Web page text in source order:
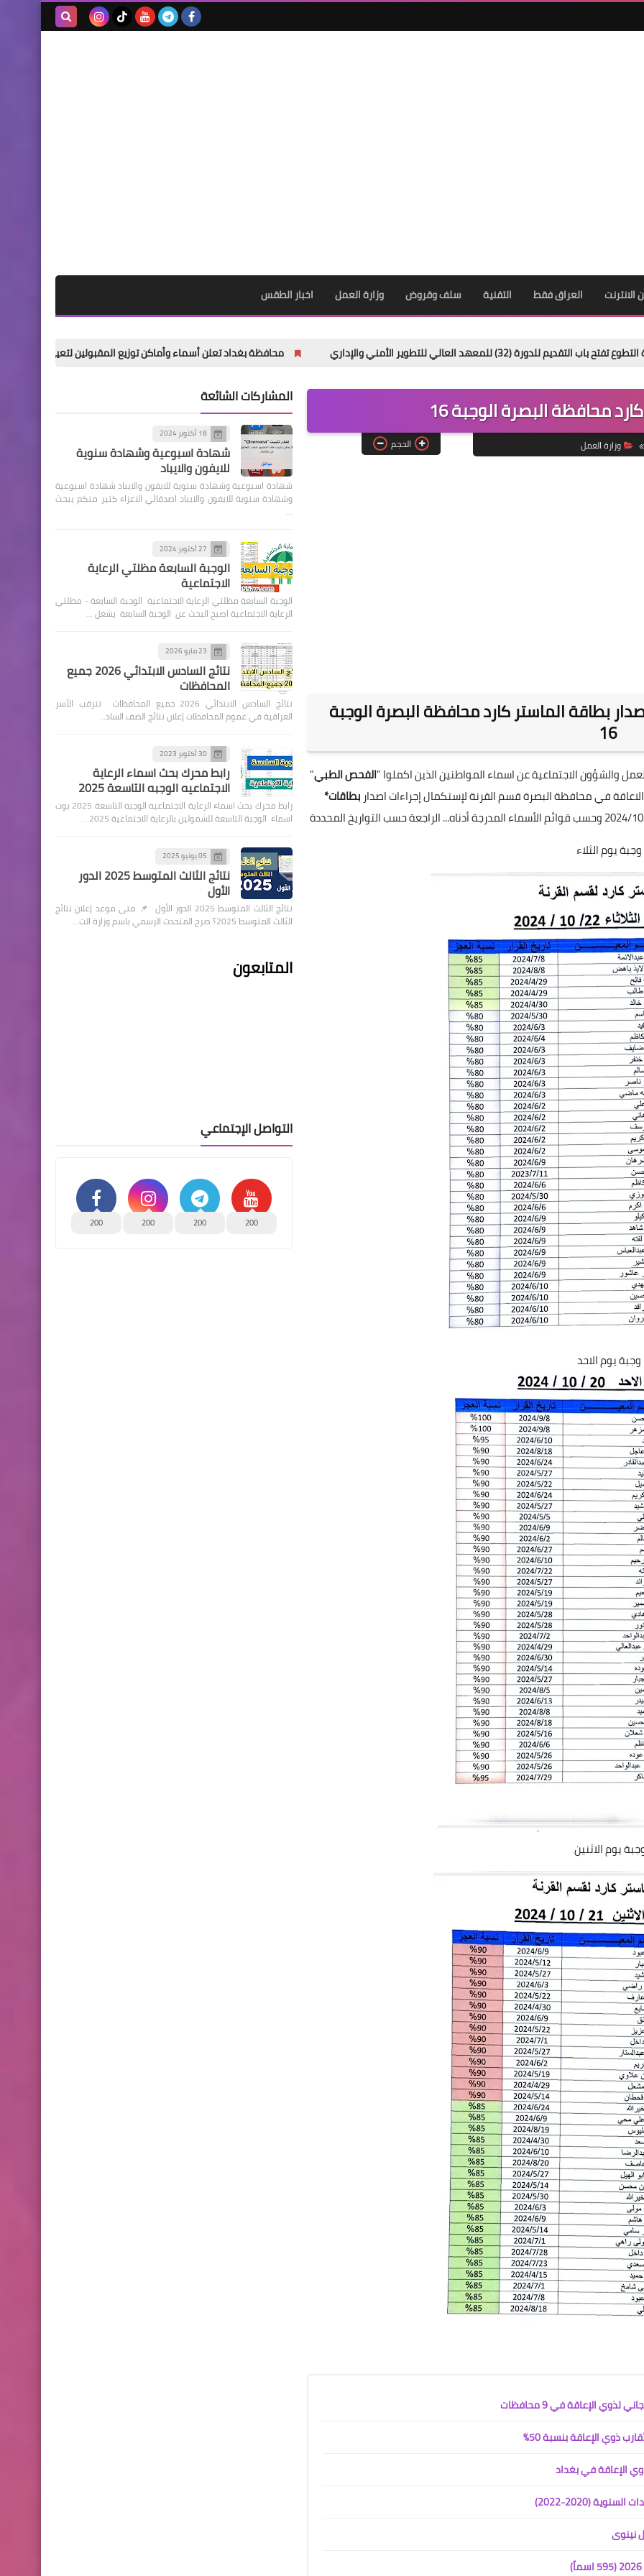
الانترنت العراق فقط التقنية سلف وقروض وزارة العمل اخبار الطقس
العالي للتطوير الأمني والإداري محافظة بغداد تعلن أسماء وأماكن توزيع المقبولين لتعيينات العقود (الوجبة الأولى)
محافظة البصرة الوجبة 16
وزارة العمل الحجم
بطاقة الماستر كارد محافظة البصرة الوجبة
16
والشؤون الاجتماعية عن اسماء المواطنين الذين اكملوا "الفحصالطبي"
في محافظة البصرة قسم القرنة لإستكمال إجراءات اصدار بطاقات*
وجبة يوم الثلاء
وجبة يوم الاحد
يوم الاثنين
الإعاقة في 9 محافظات
ذوي الإعاقة بنسبة 50%
(2020-2022)
المشاركات الشائعة
18 أكتوبر 2024
شهادة اسبوعية وشهادة سنوية
للايفون والايباد
شهادة اسبوعية وشهادة سنوية للايفون والايباد شهادة اسبوعية
وشهادة سنوية للايفون والايباد اصدقائي الاعزاء كثير منكم يبحث
…
27 أكتوبر 2024
الوجبة السابعة مظلتي الرعاية
الاجتماعية
الوجبة السابعة مظلتي الرعاية الاجتماعية الوجبة السابعة - مظلتي
الرعاية الاجتماعية اصبح البحث عن الوجبة السابعة يشغل …
23 مايو 2026
نتائج السادس الابتدائي 2026 جميع
المحافظات
نتائج السادس الابتدائي 2026 جميع المحافظات تترقب الأسر
العراقية في عموم المحافظات إعلان نتائج الصف الساد…
30 أكتوبر 2023
رابط محرك بحث اسماء الرعاية
الاجتماعيه الوجبه التاسعة 2025
رابط محرك بحث اسماء الرعاية الاجتماعيه الوجبه التاسعة 2025 بوت
اسماء الوجبة التاسعة للشمولين بالرعاية الاجتماعية 2025…
05 يونيو 2025
نتائج الثالث المتوسط 2025 الدور
الأول
نتائج الثالث المتوسط 2025 الدور الأول 📌 متى موعد إعلان نتائج
الثالث المتوسط 2025؟ صرح المتحدث الرسمي باسم وزارة الت…
المتابعون
التواصل الإجتماعي
200
200
200
200